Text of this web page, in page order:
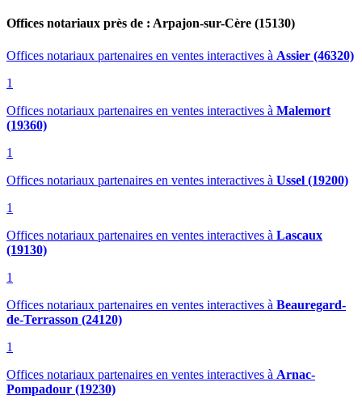
Offices notariaux près de : Arpajon-sur-Cère (15130)
Offices notariaux partenaires en ventes interactives à Assier (46320)
1
Offices notariaux partenaires en ventes interactives à Malemort
(19360)
1
Offices notariaux partenaires en ventes interactives à Ussel (19200)
1
Offices notariaux partenaires en ventes interactives à Lascaux
(19130)
1
Offices notariaux partenaires en ventes interactives à Beauregard-
de-Terrasson (24120)
1
Offices notariaux partenaires en ventes interactives à Arnac-
Pompadour (19230)